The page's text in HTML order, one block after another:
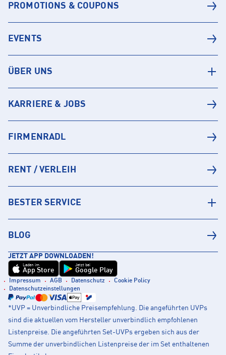
PROMOTIONS & COUPONS
EVENTS
ÜBER UNS
KARRIERE & JOBS
FIRMENRADL
RENT / VERLEIH
BESTER SERVICE
BLOG
JETZT APP DOWNLOADEN!
Laden im
App Store
Jetzt bei
Google Play
Impressum AGB Datenschutz
Cookie Policy
Datenschutzeinstellungen
*UVP = Unverbindliche Preisempfehlung. Die angeführten UVPs
sind die aktuellen vom Hersteller unverbindlich empfohlenen
Listenpreise. Die angeführten Set-UVPs ergeben sich aus der
Summe der unverbindlichen Listenpreise der im Set enthaltenen